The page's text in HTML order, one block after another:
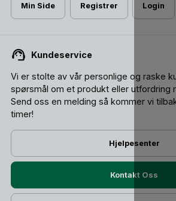
Min Side Registrer Login
Kundeservice
Vi er stolte av vår personlige og raske
spørsmål om et produkt eller utfordring
Send oss ​​en melding så kommer vi
timer!
Hjelpesenter
Kontakt Oss